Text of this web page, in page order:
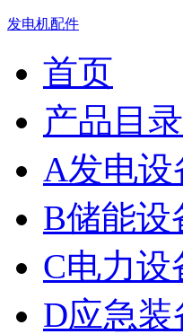
发电机配件
首页
产品目
A发电设
B储能设
C电力设
D应急装